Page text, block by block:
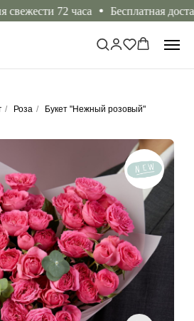
72 часа Бесплатная доставка
/ Роза / Букет "Нежный розовый"